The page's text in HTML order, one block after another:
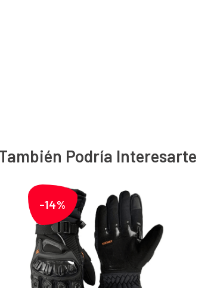
Podría Interesarte
-14%